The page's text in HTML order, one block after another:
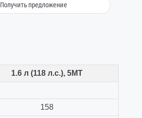
Получить предложение
1.6 л (118 л.с.), 5МТ
158